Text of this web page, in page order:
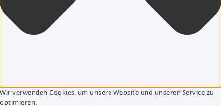
Wir verwenden Cookies, um unsere Website und unseren Service zu
optimieren.